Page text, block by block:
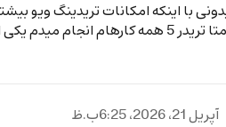
5 میدونی با اینکه امکانات
خداوکیلی 5 دقیقه طول میکشه تریدینگ ویو بیاد بالا
آپریل 21، 2026، 6:25ب.ظ